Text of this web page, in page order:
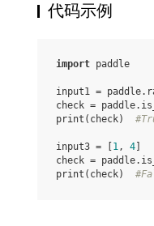
代码示例
import paddle
input1 = paddle.
check = paddle.
print ( check)
input3 = 1, 4
check = paddle.
print ( check)